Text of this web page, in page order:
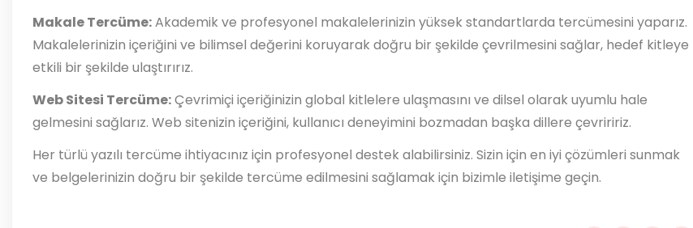
Makale Tercüme:Akademik ve profesyonel makalelerinizin yüksek standartlarda tercümesini yaparız.
Makalelerinizin içeriğini ve bilimsel değerini koruyarak doğru bir şekilde çevrilmesini sağlar, hedef kitleye
etkili bir şekilde ulaştırırız.
Web Sitesi Tercüme:Çevrimiçi içeriğinizin global kitlelere ulaşmasını ve dilsel olarak uyumlu hale
gelmesini sağlarız. Web sitenizin içeriğini, kullanıcı deneyimini bozmadan başka dillere çevriririz.
Her türlü yazılı tercüme ihtiyacınız için profesyonel destek alabilirsiniz. Sizin için en iyi çözümleri sunmak
ve belgelerinizin doğru bir şekilde tercüme edilmesini sağlamak için bizimle iletişime geçin.